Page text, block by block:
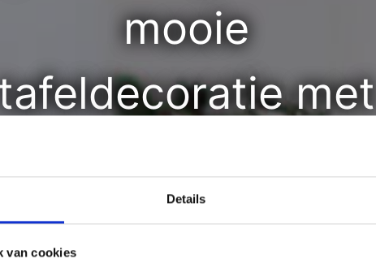
Details
van cookies
mooie
met
Met de tips van